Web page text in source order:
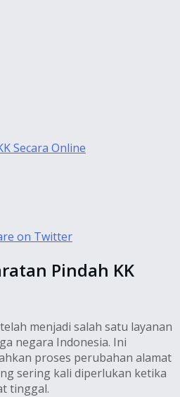
Secara Online
on Twitter
Pindah KK
menjadi salah satu layanan
negara Indonesia. Ini
proses perubahan alamat
sering kali diperlukan ketika
tinggal.